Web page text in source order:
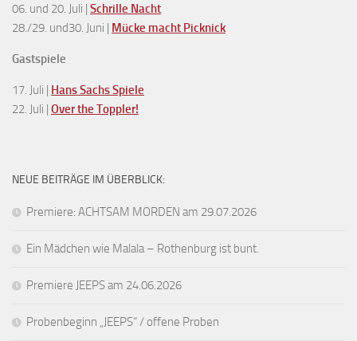
06. und 20. Juli | Schrille Nacht
28./29. und30. Juni | Mücke macht Picknick
Gastspiele
17. Juli | Hans Sachs Spiele
22. Juli | Over the Toppler!
NEUE BEITRÄGE IM ÜBERBLICK:
Premiere: ACHTSAM MORDEN am 29.07.2026
Ein Mädchen wie Malala – Rothenburg ist bunt.
Premiere JEEPS am 24.06.2026
Probenbeginn „JEEPS“ / offene Proben